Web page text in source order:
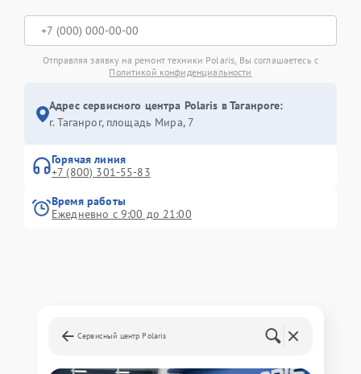
Отправляя заявку на ремонт техники Polaris, Вы соглашаетесь с
Политикой конфиденциальности
Адрес сервисного центра Polaris в Таганроге:
г. Таганрог, площадь Мира, 7
Горячая линия
+7 (800) 301-55-83
Время работы
Ежедневно с 9:00 до 21:00
Сервисный центр Polaris